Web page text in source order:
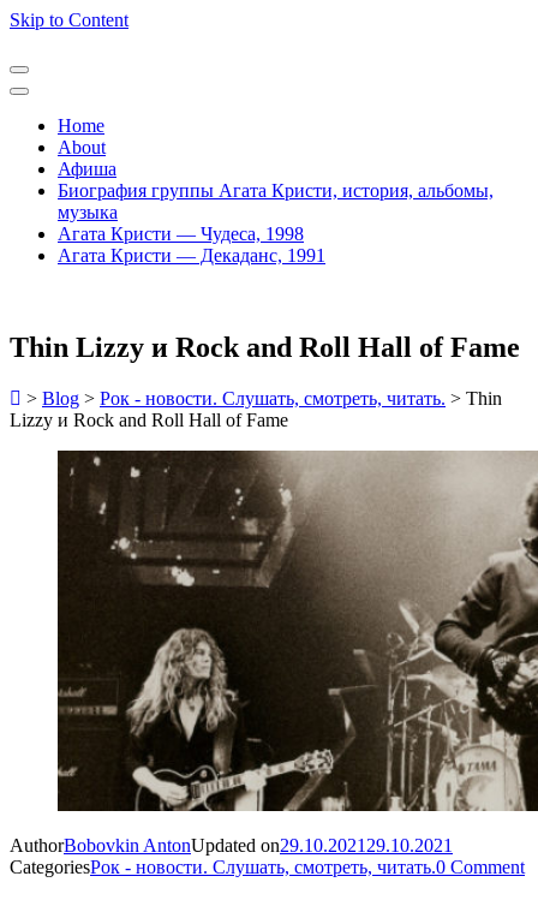
Skip to Content
Home
About
Афиша
Биография группы Агата Кристи, история, альбомы,
музыка
Агата Кристи — Чудеса, 1998
Агата Кристи — Декаданс, 1991
Thin Lizzy и Rock and Roll Hall of Fame
> Blog > Рок - новости. Слушать, смотреть, читать. > Thin
Lizzy и Rock and Roll Hall of Fame
AuthorBobovkin AntonUpdated on29.10.2021 29.10.2021
CategoriesРок - новости. Слушать, смотреть, читать.0 Comment